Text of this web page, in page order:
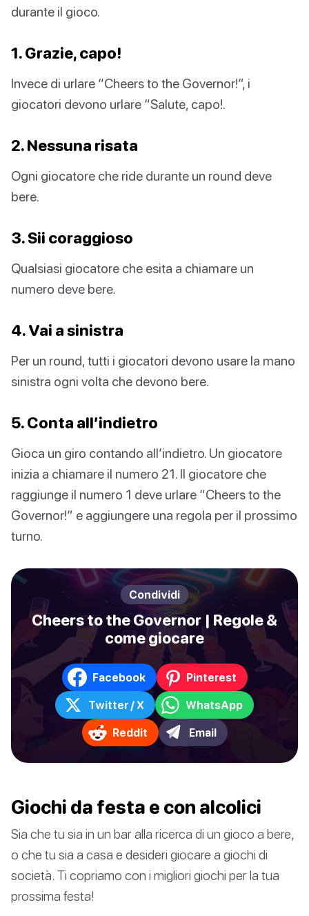
durante il gioco.
1. Grazie, capo!
Invece di urlare “Cheers to the Governor!”, i
giocatori devono urlare “Salute, capo!.
2. Nessuna risata
Ogni giocatore che ride durante un round deve
bere.
3. Sii coraggioso
Qualsiasi giocatore che esita a chiamare un
numero deve bere.
4. Vai a sinistra
Per un round, tutti i giocatori devono usare la mano
sinistra ogni volta che devono bere.
5. Conta all’indietro
Gioca un giro contando all’indietro. Un giocatore
inizia a chiamare il numero 21. Il giocatore che
raggiunge il numero 1 deve urlare “Cheers to the
Governor!” e aggiungere una regola per il prossimo
turno.
Condividi
Cheers to the Governor | Regole &
come giocare
Facebook Pinterest
Twitter / X WhatsApp
Reddit Email
Giochi da festa e con alcolici
Sia che tu sia in un bar alla ricerca di un gioco a bere,
o che tu sia a casa e desideri giocare a giochi di
società. Ti copriamo con i migliori giochi per la tua
prossima festa!